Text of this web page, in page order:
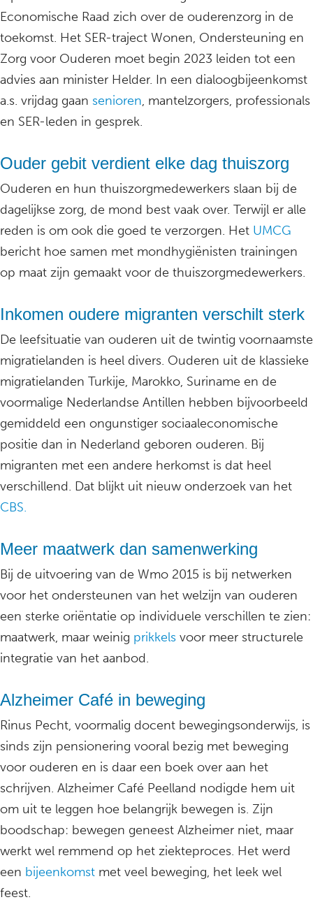
Economische Raad zich over de ouderenzorg in de
toekomst. Het SER-traject Wonen, Ondersteuning en
Zorg voor Ouderen moet begin 2023 leiden tot een
advies aan minister Helder. In een dialoogbijeenkomst
a.s. vrijdag gaan senioren, mantelzorgers, professionals
en SER-leden in gesprek.
Ouder gebit verdient elke dag thuiszorg
Ouderen en hun thuiszorgmedewerkers slaan bij de
dagelijkse zorg, de mond best vaak over. Terwijl er alle
reden is om ook die goed te verzorgen. Het UMCG
bericht hoe samen met mondhygiënisten trainingen
op maat zijn gemaakt voor de thuiszorgmedewerkers.
Inkomen oudere migranten verschilt sterk
De leefsituatie van ouderen uit de twintig voornaamste
migratielanden is heel divers. Ouderen uit de klassieke
migratielanden Turkije, Marokko, Suriname en de
voormalige Nederlandse Antillen hebben bijvoorbeeld
gemiddeld een ongunstiger sociaaleconomische
positie dan in Nederland geboren ouderen. Bij
migranten met een andere herkomst is dat heel
verschillend. Dat blijkt uit nieuw onderzoek van het
CBS.
Meer maatwerk dan samenwerking
Bij de uitvoering van de Wmo 2015 is bij netwerken
voor het ondersteunen van het welzijn van ouderen
een sterke oriëntatie op individuele verschillen te zien:
maatwerk, maar weinig prikkels voor meer structurele
integratie van het aanbod.
Alzheimer Café in beweging
Rinus Pecht, voormalig docent bewegingsonderwijs, is
sinds zijn pensionering vooral bezig met beweging
voor ouderen en is daar een boek over aan het
schrijven. Alzheimer Café Peelland nodigde hem uit
om uit te leggen hoe belangrijk bewegen is. Zijn
boodschap: bewegen geneest Alzheimer niet, maar
werkt wel remmend op het ziekteproces. Het werd
een bijeenkomst met veel beweging, het leek wel
feest.